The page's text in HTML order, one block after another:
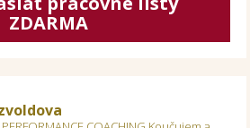
ZDARMA